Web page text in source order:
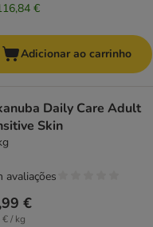
€
Adicionar ao carrinho
Daily Care Adult
Skin
€
/ kg
avaliações